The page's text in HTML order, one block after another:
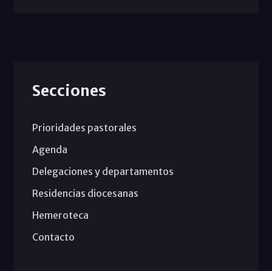
Secciones
Prioridades pastorales
Agenda
Delegaciones y departamentos
Residencias diocesanas
Hemeroteca
Contacto